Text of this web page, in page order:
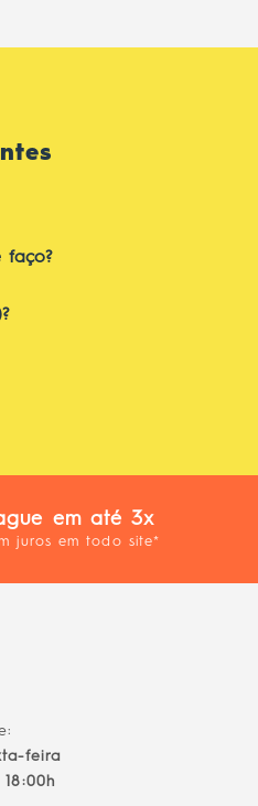
faço?
em até 3x
juros em todo site*
feira